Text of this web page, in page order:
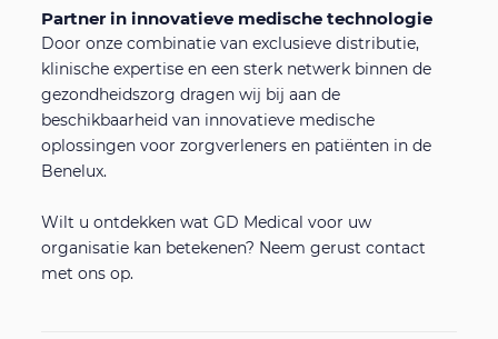
Partner in innovatieve medische technologie
Door onze combinatie van exclusieve distributie,
klinische expertise en een sterk netwerk binnen de
gezondheidszorg dragen wij bij aan de
beschikbaarheid van innovatieve medische
oplossingen voor zorgverleners en patiënten in de
Benelux.
Wilt u ontdekken wat GD Medical voor uw
organisatie kan betekenen? Neem gerust contact
met ons op.